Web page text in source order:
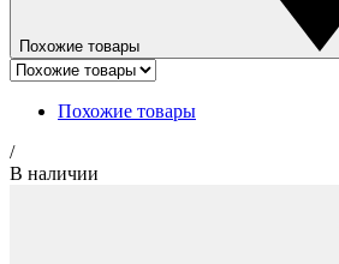
Похожие товары
Похожие товары
/
В наличии